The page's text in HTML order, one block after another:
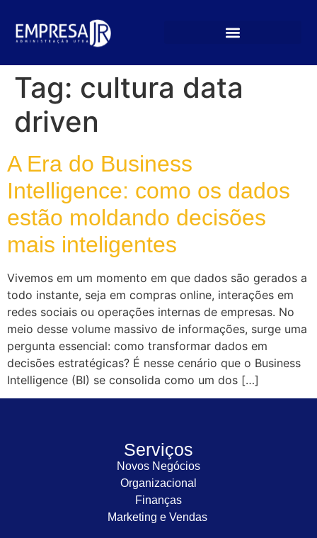
Tag: cultura data
driven
A Era do Business
Intelligence: como os dados
estão moldando decisões
mais inteligentes
Vivemos em um momento em que dados são gerados a
todo instante, seja em compras online, interações em
redes sociais ou operações internas de empresas. No
meio desse volume massivo de informações, surge uma
pergunta essencial: como transformar dados em
decisões estratégicas? É nesse cenário que o Business
Intelligence (BI) se consolida como um dos […]
Serviços
Novos Negócios
Organizacional
Finanças
Marketing e Vendas